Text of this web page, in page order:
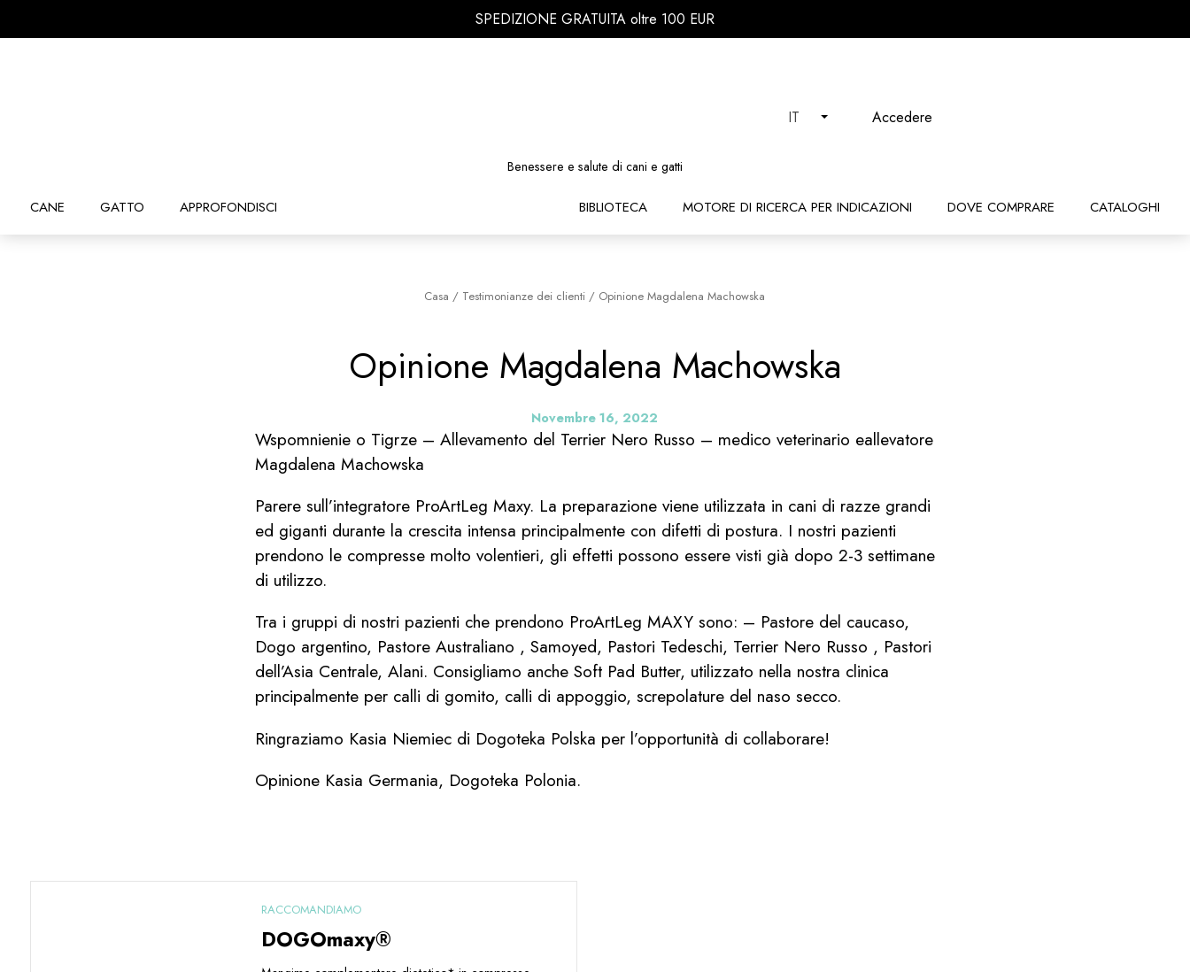
SPEDIZIONE GRATUITA oltre 100 EUR
Benessere e salute di cani e gatti
IT Accedere
CANE GATTO APPROFONDISCI BIBLIOTECA MOTORE DI RICERCA PER INDICAZIONI DOVE COMPRARE CATALOGHI
Casa / Testimonianze dei clienti / Opinione Magdalena Machowska
Opinione Magdalena Machowska
Novembre 16, 2022
Wspomnienie o Tigrze – Allevamento del Terrier Nero Russo – medico veterinario eallevatore
Magdalena Machowska
Parere sull’integratore ProArtLeg Maxy. La preparazione viene utilizzata in cani di razze grandi
ed giganti durante la crescita intensa principalmente con difetti di postura. I nostri pazienti
prendono le compresse molto volentieri, gli effetti possono essere visti già dopo 2-3 settimane
di utilizzo.
Tra i gruppi di nostri pazienti che prendono ProArtLeg MAXY sono: – Pastore del caucaso,
Dogo argentino, Pastore Australiano , Samoyed, Pastori Tedeschi, Terrier Nero Russo , Pastori
dell’Asia Centrale, Alani. Consigliamo anche Soft Pad Butter, utilizzato nella nostra clinica
principalmente per calli di gomito, calli di appoggio, screpolature del naso secco.
Ringraziamo Kasia Niemiec di Dogoteka Polska per l’opportunità di collaborare!
Opinione Kasia Germania, Dogoteka Polonia.
RACCOMANDIAMO
DOGOmaxy®